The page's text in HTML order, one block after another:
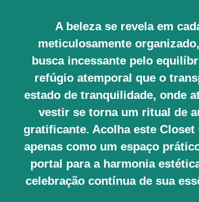
A beleza se revela em
meticulosamente
busca incessante pelo
refúgio atemporal que o
estado de tranquilidade, onde
vestir se torna um ritual de
gratificante. Acolha este Closet
apenas como um espaço
portal para a harmonia
celebração contínua de sua